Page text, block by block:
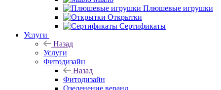
Плюшевые игрушки
Открытки
Сертификаты
Услуги
Назад
Услуги
Фитодизайн
Назад
Фитодизайн
Озеленение веранд